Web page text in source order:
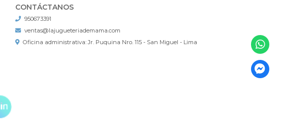
CONTÁCTANOS
950673391
ventas@lajugueteriademama.com
Oficina administrativa: Jr. Puquina Nro. 115 - San Miguel - Lima